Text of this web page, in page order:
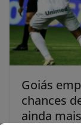
Goiás
chances
ainda mais